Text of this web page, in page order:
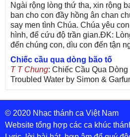
Ngài rộng lòng thứ tha, xin rộng
ban cho con đầy hồng ân chan
say men tình Chúa. Chúa yêu
hình, để cứu độ trần gian.ĐK:
đến chúng con, dìu con đến tận
Chiếc cầu qua dòng bão tố
T T Chung: Chiếc Cầu Qua
Troubled Water by Simon &
26, 1970) Lời Việt: Nhạc Sĩ Vũ
Chung Tử Lưu
De Colores! (Lời Việt)
Son Vu: Bài hát có lời chưa.Cám
© 2020 Nhạc thánh ca Việt Nam
Website tổng hợp các ca khúc